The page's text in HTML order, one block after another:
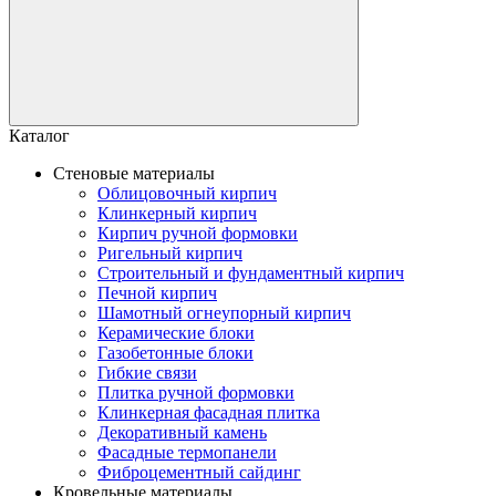
Каталог
Стеновые материалы
Облицовочный кирпич
Клинкерный кирпич
Кирпич ручной формовки
Ригельный кирпич
Строительный и фундаментный кирпич
Печной кирпич
Шамотный огнеупорный кирпич
Керамические блоки
Газобетонные блоки
Гибкие связи
Плитка ручной формовки
Клинкерная фасадная плитка
Декоративный камень
Фасадные термопанели
Фиброцементный сайдинг
Кровельные материалы